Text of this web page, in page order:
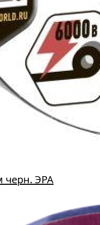
черн. ЭРА